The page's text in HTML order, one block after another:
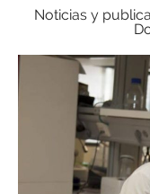
Noticias y